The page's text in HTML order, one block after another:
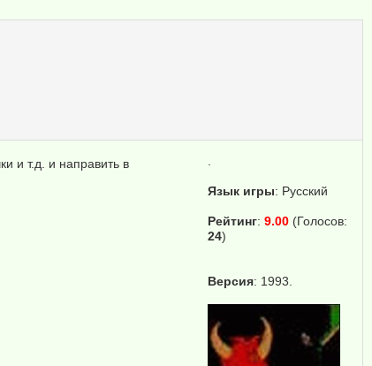
Язык игры: Русский
Рейтинг: 9.00 (Голосов:
24)
Версия: 1993.
и т.д. и направить в